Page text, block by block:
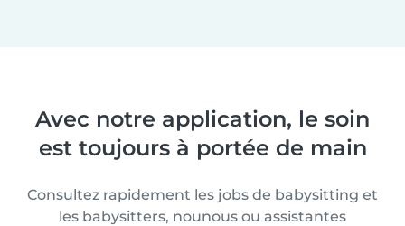
Avec notre application, le soin
est toujours à portée de main
Consultez rapidement les jobs de babysitting et
les babysitters, nounous ou assistantes